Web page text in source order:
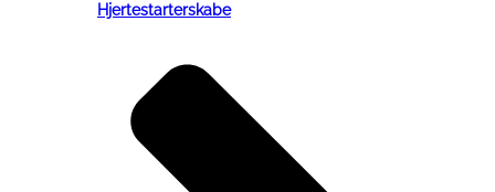
Hjertestarterskabe